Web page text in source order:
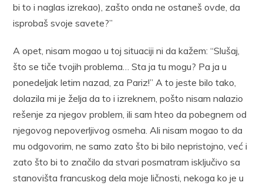
bi to i naglas izrekao), zašto onda ne ostaneš ovde, da
isprobaš svoje savete?”
A opet, nisam mogao u toj situaciji ni da kažem: “Slušaj,
što se tiče tvojih problema… Sta ja tu mogu? Pa ja u
ponedeljak letim nazad, za Pariz!” A to jeste bilo tako,
dolazila mi je želja da to i izreknem, pošto nisam nalazio
rešenje za njegov problem, ili sam hteo da pobegnem od
njegovog nepoverljivog osmeha. Ali nisam mogao to da
mu odgovorim, ne samo zato što bi bilo nepristojno, već i
zato što bi to značilo da stvari posmatram isključivo sa
stanovišta francuskog dela moje ličnosti, nekoga ko je u